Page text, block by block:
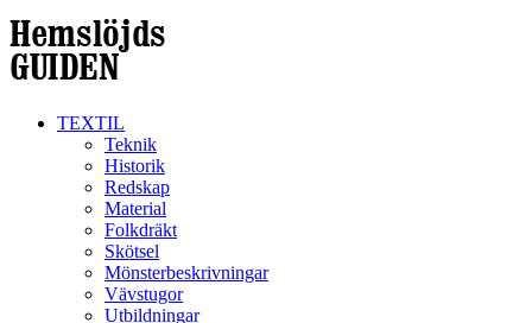
TEXTIL
Teknik
Historik
Redskap
Material
Folkdräkt
Skötsel
Mönsterbeskrivningar
Vävstugor
Utbildningar